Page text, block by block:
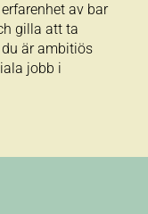
av bar
gilla att ta
är ambitiös
jobb i